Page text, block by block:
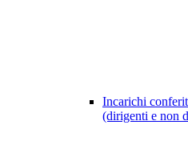
Incarichi
(dirigenti e non